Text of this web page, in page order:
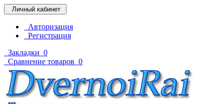
Личный кабинет
Авторизация
Регистрация
Закладки 0
Сравнение товаров 0